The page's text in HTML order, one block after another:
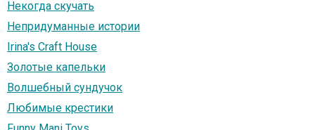
Некогда скучать
Непридуманные истории
Irina's Craft House
Золотые капельки
Волшебный сундучок
Любимые крестики